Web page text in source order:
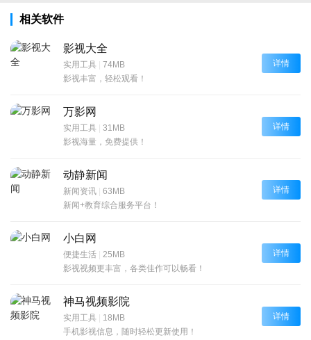
相关软件
影视大全
实用工具 | 74MB
影视丰富，轻松观看！
详情
万影网
实用工具 | 31MB
影视海量，免费提供！
详情
动静新闻
新闻资讯 | 63MB
新闻+教育综合服务平台！
详情
小白网
便捷生活 | 25MB
影视视频更丰富，各类佳作可以畅看！
详情
神马视频影院
实用工具 | 18MB
手机影视信息，随时轻松更新使用！
详情